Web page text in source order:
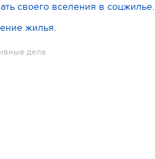
своего вселения в соцжилье.
жилья.
дела